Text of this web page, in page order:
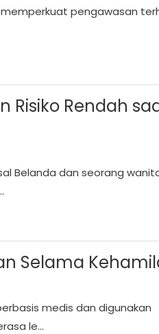
pengawasan
Risiko Rendah
Belanda dan seorang
Selama
medis dan digunakan
le...